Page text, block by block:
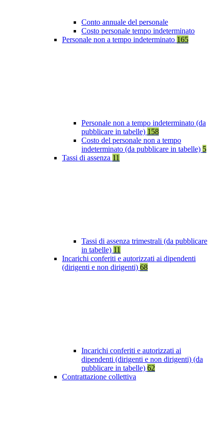
Conto annuale del personale
Costo personale tempo indeterminato
Personale non a tempo indeterminato 165
Personale non a tempo indeterminato (da
pubblicare in tabelle) 158
Costo del personale non a tempo
indeterminato (da pubblicare in tabelle) 5
Tassi di assenza 11
Tassi di assenza trimestrali (da pubblicare
in tabelle) 11
Incarichi conferiti e autorizzati ai dipendenti
(dirigenti e non dirigenti) 68
Incarichi conferiti e autorizzati ai
dipendenti (dirigenti e non dirigenti) (da
pubblicare in tabelle) 62
Contrattazione collettiva